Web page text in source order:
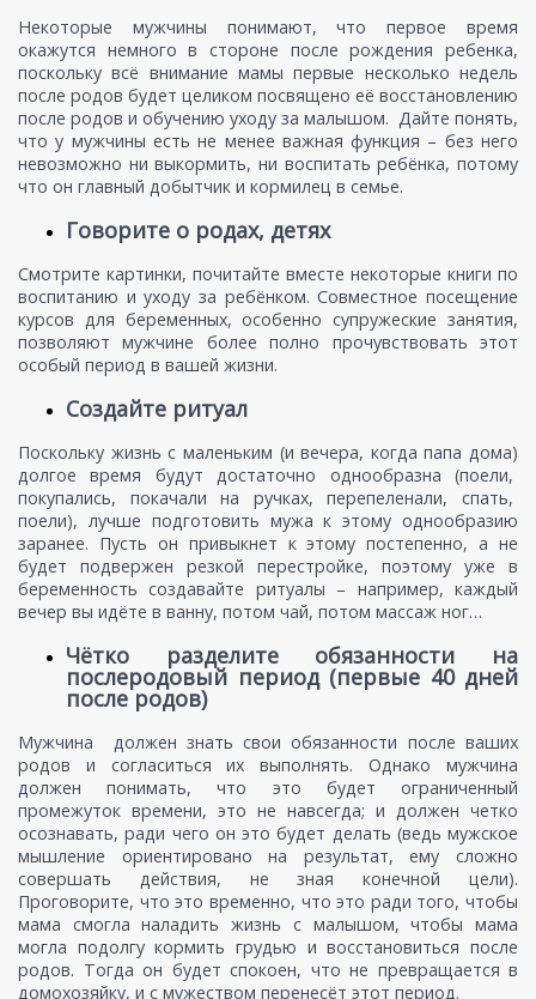
Некоторые мужчины понимают, что первое время
окажутся немного в стороне после рождения ребенка,
поскольку всё внимание мамы первые несколько недель
после родов будет целиком посвящено её восстановлению
после родов и обучению уходу за малышом. Дайте понять,
что у мужчины есть не менее важная функция – без него
невозможно ни выкормить, ни воспитать ребёнка, потому
что он главный добытчик и кормилец в семье.
Говорите о родах, детях
Смотрите картинки, почитайте вместе некоторые книги по
воспитанию и уходу за ребёнком. Совместное посещение
курсов для беременных, особенно супружеские занятия,
позволяют мужчине более полно прочувствовать этот
особый период в вашей жизни.
Создайте ритуал
Поскольку жизнь с маленьким (и вечера, когда папа дома)
долгое время будут достаточно однообразна (поели,
покупались, покачали на ручках, перепеленали, спать,
поели), лучше подготовить мужа к этому однообразию
заранее. Пусть он привыкнет к этому постепенно, а не
будет подвержен резкой перестройке, поэтому уже в
беременность создавайте ритуалы – например, каждый
вечер вы идёте в ванну, потом чай, потом массаж ног…
Чётко разделите обязанности на
послеродовый период (первые 40 дней
после родов)
Мужчина должен знать свои обязанности после ваших
родов и согласиться их выполнять. Однако мужчина
должен понимать, что это будет ограниченный
промежуток времени, это не навсегда; и должен четко
осознавать, ради чего он это будет делать (ведь мужское
мышление ориентировано на результат, ему сложно
совершать действия, не зная конечной цели).
Проговорите, что это временно, что это ради того, чтобы
мама смогла наладить жизнь с малышом, чтобы мама
могла подолгу кормить грудью и восстановиться после
родов. Тогда он будет спокоен, что не превращается в
домохозяйку, и с мужеством перенесёт этот период.